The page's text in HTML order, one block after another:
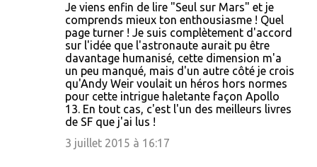
Je viens enfin de lire "Seul sur Mars" et je
comprends mieux ton enthousiasme ! Quel
page turner ! Je suis complètement d'accord
sur l'idée que l'astronaute aurait pu être
davantage humanisé, cette dimension m'a
un peu manqué, mais d'un autre côté je crois
qu'Andy Weir voulait un héros hors normes
pour cette intrigue haletante façon Apollo
13. En tout cas, c'est l'un des meilleurs livres
de SF que j'ai lus !
3 juillet 2015 à 16:17